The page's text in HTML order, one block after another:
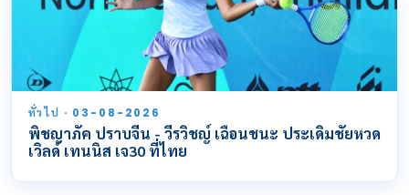
ทั่วไป · 03-08-2026
พิชญาภัค ปราบจีน - วีรวิชญ์ เฉือนชนะ ประเดิมชัยหวด
เวิลด์ เทนนิส เจ30 ที่ไทย